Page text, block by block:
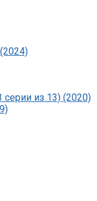
серии из 13) (2020)